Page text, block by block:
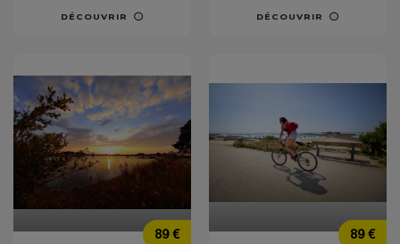
DÉCOUVRIR DÉCOUVRIR
Prix89 € Prix89 €